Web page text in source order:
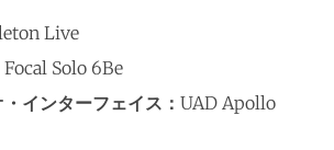
Live
Focal Solo 6Be
インターフェイス： UAD Apollo